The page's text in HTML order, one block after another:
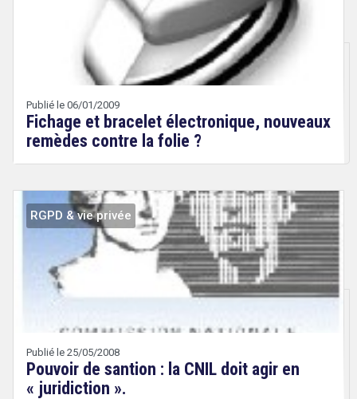
Technologies
Publié le 06/01/2009
Fichage et bracelet électronique, nouveaux
remèdes contre la folie ?
Droit
Technologies
RGPD & vie privée
Publié le 25/05/2008
Pouvoir de santion : la CNIL doit agir en
« juridiction ».